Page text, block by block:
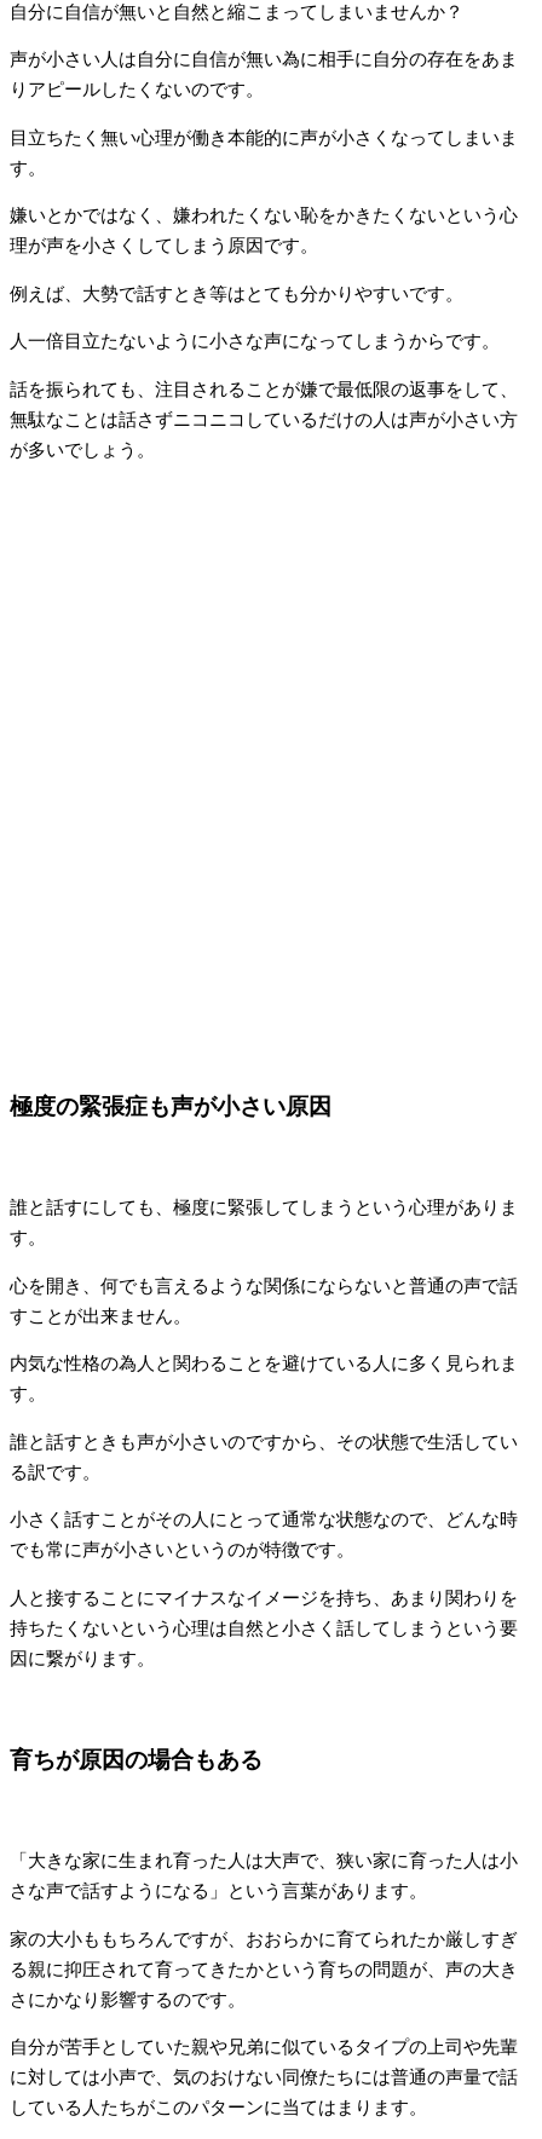
自分に自信が無いと自然と縮こまってしまいませんか？
声が小さい人は自分に自信が無い為に相手に自分の存在をあま
りアピールしたくないのです。
目立ちたく無い心理が働き本能的に声が小さくなってしまいま
す。
嫌いとかではなく、嫌われたくない恥をかきたくないという心
理が声を小さくしてしまう原因です。
例えば、大勢で話すとき等はとても分かりやすいです。
人一倍目立たないように小さな声になってしまうからです。
話を振られても、注目されることが嫌で最低限の返事をして、
無駄なことは話さずニコニコしているだけの人は声が小さい方
が多いでしょう。
極度の緊張症も声が小さい原因
誰と話すにしても、極度に緊張してしまうという心理がありま
す。
心を開き、何でも言えるような関係にならないと普通の声で話
すことが出来ません。
内気な性格の為人と関わることを避けている人に多く見られま
す。
誰と話すときも声が小さいのですから、その状態で生活してい
る訳です。
小さく話すことがその人にとって通常な状態なので、どんな時
でも常に声が小さいというのが特徴です。
人と接することにマイナスなイメージを持ち、あまり関わりを
持ちたくないという心理は自然と小さく話してしまうという要
因に繋がります。
育ちが原因の場合もある
「大きな家に生まれ育った人は大声で、狭い家に育った人は小
さな声で話すようになる」という言葉があります。
家の大小ももちろんですが、おおらかに育てられたか厳しすぎ
る親に抑圧されて育ってきたかという育ちの問題が、声の大き
さにかなり影響するのです。
自分が苦手としていた親や兄弟に似ているタイプの上司や先輩
に対しては小声で、気のおけない同僚たちには普通の声量で話
している人たちがこのパターンに当てはまります。